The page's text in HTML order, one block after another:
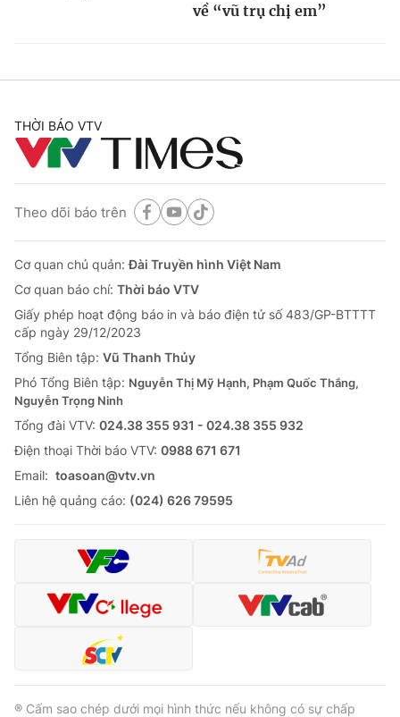
về “vũ trụ chị em”
THỜI BÁO VTV
Theo dõi báo trên
Cơ quan chủ quản:Đài Truyền hình Việt Nam
Cơ quan báo chí: Thời báo VTV
Giấy phép hoạt động báo in và báo điện tử số 483/GP-BTTTT
cấp ngày 29/12/2023
Tổng Biên tập: Vũ Thanh Thủy
Phó Tổng Biên tập: Nguyễn Thị Mỹ Hạnh, Phạm Quốc Thắng,
Nguyễn Trọng Ninh
Tổng đài VTV: 024.38 355 931 - 024.38 355 932
Ðiện thoại Thời báo VTV: 0988 671 671
Email: toasoan@vtv.vn
Liên hệ quảng cáo: (024) 626 79595
® Cấm sao chép dưới mọi hình thức nếu không có sự chấp